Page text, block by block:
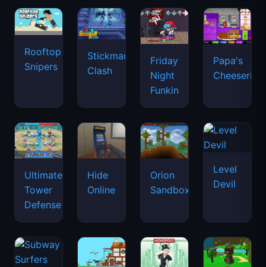
Rooftop
Snipers
Stickman
Clash
Friday
Night
Funkin
Papa's
Cheeseria
Ultimate
Tower
Defense
Hide
Online
Orion
Sandbox
Level
Devil